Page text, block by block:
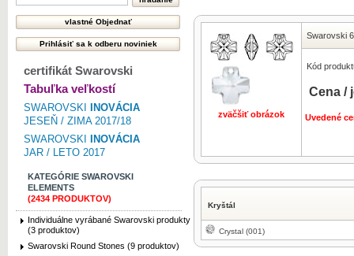
certifikát Swarovski
Tabuľka veľkostí
SWAROVSKI
INOVÁCIA
JESEŇ / ZIMA 2017/18
SWAROVSKI
INOVÁCIA
JAR / LETO 2017
KATEGÓRIE SWAROVSKI
ELEMENTS
(2434 PRODUKTOV)
Individuálne vyrábané Swarovski produkty
(3 produktov)
Swarovski Round Stones (9 produktov)
zväčšiť obrázok
Swarovski
Kód
Cena /
Uvedené
Kryštál
Crystal (001)